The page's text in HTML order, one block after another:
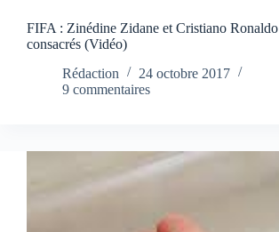
FIFA : Zinédine Zidane et Cristiano Ronaldo
consacrés (Vidéo)
Rédaction
24 octobre 2017
9 commentaires